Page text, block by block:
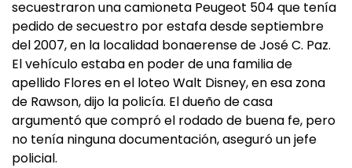
secuestraron una camioneta Peugeot 504 que tenía
pedido de secuestro por estafa desde septiembre
del 2007, en la localidad bonaerense de José C. Paz.
El vehículo estaba en poder de una familia de
apellido Flores en el loteo Walt Disney, en esa zona
de Rawson, dijo la policía. El dueño de casa
argumentó que compró el rodado de buena fe, pero
no tenía ninguna documentación, aseguró un jefe
policial.